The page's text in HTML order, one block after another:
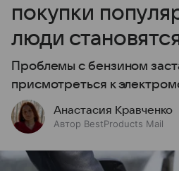
покупки
люди
Проблемы с бензином
присмотреться к
Анастасия Кравченко
Автор BestProducts Mail